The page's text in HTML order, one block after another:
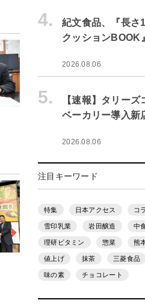
4.
紀文食品、『長さ
クッションBOOK
2026.08.06
5.
【速報】タリー
ベーカリー導入新
2026.08.06
注目キーワード
特集 日本アクセス コ
雪印乳業 岩田醸造 中
理研ビタミン 惣菜 熊
値上げ 抹茶 三菱食品
味の素 チョコレート